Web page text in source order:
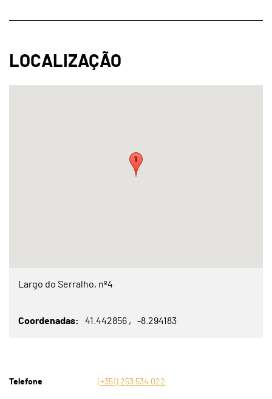
Largo do Serralho, nº4
Coordenadas 41.442856 -8.294183
Telefone (+351) 253 534 022